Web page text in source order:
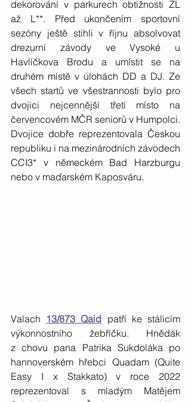
dekorování v parkurech obtížnosti ZL
až L**. Před ukončením sportovní
sezóny ještě stihli v říjnu absolvovat
drezurní závody ve Vysoké u
Havlíčkova Brodu a umístit se na
druhém místě v úlohách DD a DJ. Ze
všech startů ve všestrannosti bylo pro
dvojici nejcennější třetí místo na
červencovém MČR seniorů v Humpolci.
Dvojice dobře reprezentovala Českou
republiku i na mezinárodních závodech
CCI3* v německém Bad Harzburgu
nebo v maďarském Kaposváru.
Valach 13/873 Qaid patří ke stálicím
výkonnostního žebříčku. Hnědák
z chovu pana Patrika Sukdoláka po
hannoverském hřebci Quadam (Quite
Easy I x Stakkato) v roce 2022
reprezentoval s mladým Matějem